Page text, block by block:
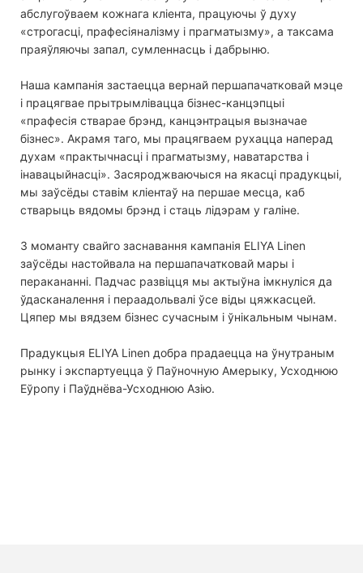
абслугоўваем кожнага кліента, працуючы ў духу
«строгасці, прафесіяналізму і прагматызму», а таксама
праяўляючы запал, сумленнасць і дабрыню.
Наша кампанія застаецца вернай першапачатковай мэце
і працягвае прытрымлівацца бізнес-канцэпцыі
«прафесія стварае брэнд, канцэнтрацыя вызначае
бізнес». Акрамя таго, мы працягваем рухацца наперад
духам «практычнасці і прагматызму, наватарства і
інавацыйнасці». Засяроджваючыся на якасці прадукцыі,
мы заўсёды ставім кліентаў на першае месца, каб
стварыць вядомы брэнд і стаць лідэрам у галіне.
З моманту свайго заснавання кампанія ELIYA Linen
заўсёды настойвала на першапачатковай мары і
перакананні. Падчас развіцця мы актыўна імкнуліся да
ўдасканалення і пераадольвалі ўсе віды цяжкасцей.
Цяпер мы вядзем бізнес сучасным і ўнікальным чынам.
Прадукцыя ELIYA Linen добра прадаецца на ўнутраным
рынку і экспартуецца ў Паўночную Амерыку, Усходнюю
Еўропу і Паўднёва-Усходнюю Азію.